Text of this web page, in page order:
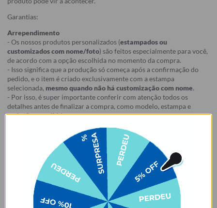
Garantias:
Arrependimento
- Os nossos produtos personalizados (estampados ou
customizados com nome/foto) são feitos especialmente para você,
de acordo com a opção escolhida no momento da compra.
- Isso significa que a produção só começa após a confirmação do
pedido, e o item é criado exclusivamente com a estampa
selecionada, mesmo quando não há customização com nome.
- Por isso, é super importante conferir com atenção todos os
detalhes antes de finalizar a compra, como modelo, estampa e
variações escolhidas.
- Após o início da produção,não é possível realizar
cancelamentos ou alterações
, pois o produto não pode retornar
- Descascamento: 6 meses;
- Amarelamento: 6 meses;
- Demais defeitos de fábrica: 3 meses.